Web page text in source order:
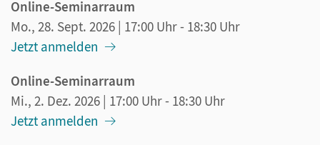
Online-Seminarraum
Mo., 28. Sept. 2026 | 17:00 Uhr- 18:30 Uhr
Jetzt anmelden
Online-Seminarraum
Mi., 2. Dez. 2026 | 17:00 Uhr- 18:30 Uhr
Jetzt anmelden